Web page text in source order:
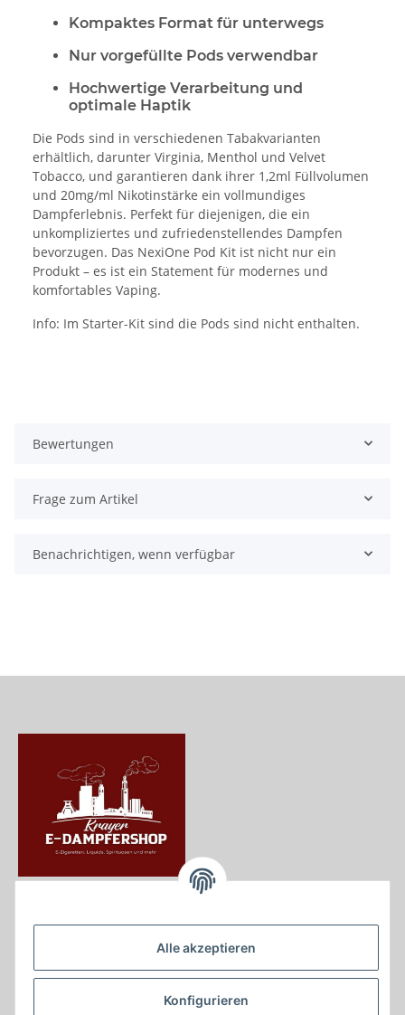
Alle akzeptieren
Konfigurieren
Kompaktes Format für unterwegs
Nur vorgefüllte Pods verwendbar
Hochwertige Verarbeitung und
optimale Haptik
Die Pods sind in verschiedenen Tabakvarianten
erhältlich, darunter Virginia, Menthol und Velvet
Tobacco, und garantieren dank ihrer 1,2ml Füllvolumen
und 20mg/ml Nikotinstärke ein vollmundiges
Dampferlebnis. Perfekt für diejenigen, die ein
unkompliziertes und zufriedenstellendes Dampfen
bevorzugen. Das NexiOne Pod Kit ist nicht nur ein
Produkt – es ist ein Statement für modernes und
komfortables Vaping​.
Info: Im Starter-Kit sind die Pods sind nicht enthalten.
Bewertungen
Frage zum Artikel
Benachrichtigen, wenn verfügbar
Krayerstraße 249
Tel.:0201555402
info@krayer-edampfer-shop.de